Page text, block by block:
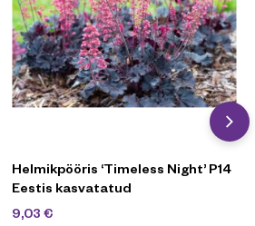
Helmikpööris ‘Timeless Night’ P14
Eestis kasvatatud
9,03 €